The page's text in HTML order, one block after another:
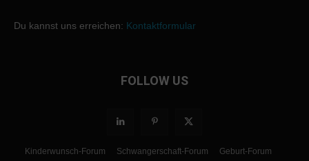
Du kannst uns erreichen: Kontaktformular
FOLLOW US
Kinderwunsch-Forum Schwangerschaft-Forum Geburt-Forum